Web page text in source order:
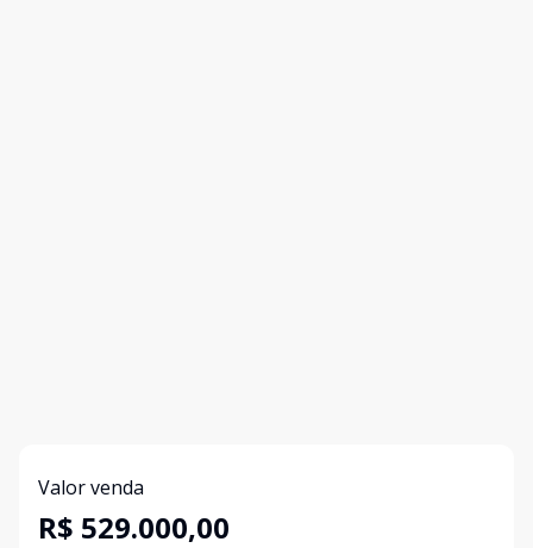
Valor venda
R$ 529.000,00